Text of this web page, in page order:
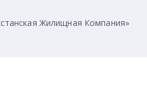
Жилищная Компания»